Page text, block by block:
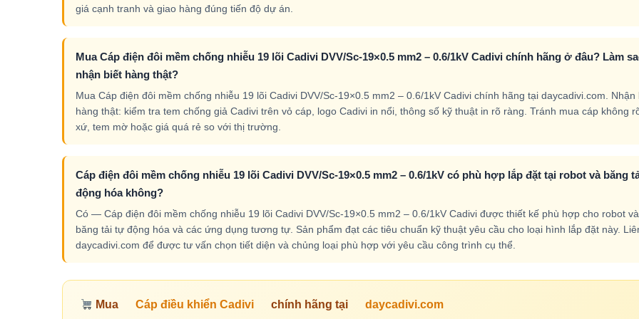
giá cạnh tranh và giao hàng đúng tiến độ dự án.
Mua Cáp điện đôi mềm chống nhiễu 19 lõi Cadivi DVV/Sc-19×0.5 mm2 – 0.6/1kV Cadivi chính hãng ở đâu? Làm
nhận biết hàng thật?
Mua Cáp điện đôi mềm chống nhiễu 19 lõi Cadivi DVV/Sc-19×0.5 mm2 – 0.6/1kV Cadivi chính hãng tại daycadivi.com. Nhận
hàng thật: kiểm tra tem chống giả Cadivi trên vỏ cáp, logo Cadivi in nổi, thông số kỹ thuật in rõ ràng. Tránh mua cáp không
xứ, tem mờ hoặc giá quá rẻ so với thị trường.
Cáp điện đôi mềm chống nhiễu 19 lõi Cadivi DVV/Sc-19×0.5 mm2 – 0.6/1kV có phù hợp lắp đặt tại robot và băng
động hóa không?
Có — Cáp điện đôi mềm chống nhiễu 19 lõi Cadivi DVV/Sc-19×0.5 mm2 – 0.6/1kV Cadivi được thiết kế phù hợp cho robot và
băng tải tự động hóa và các ứng dụng tương tự. Sản phẩm đạt các tiêu chuẩn kỹ thuật yêu cầu cho loại hình lắp đặt này.
daycadivi.com để được tư vấn chọn tiết diện và chủng loại phù hợp với yêu cầu công trình cụ thể.
Mua Cáp điều khiển Cadivi chính hãng tại daycadivi.com